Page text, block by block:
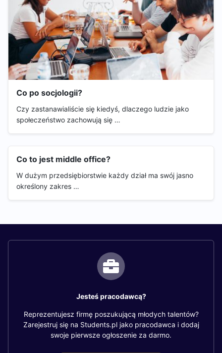
Co po socjologii?
Czy zastanawialiście się kiedyś, dlaczego ludzie jako
społeczeństwo zachowują się …
Co to jest middle office?
W dużym przedsiębiorstwie każdy dział ma swój jasno
określony zakres …
Jesteś pracodawcą?
Reprezentujesz firmę poszukującą młodych talentów?
Zarejestruj się na Students.pl jako pracodawca i dodaj
swoje pierwsze ogłoszenie za darmo.